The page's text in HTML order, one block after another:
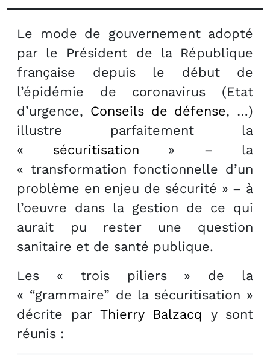
Le mode de gouvernement adopté
par le Président de la République
française depuis le début de
l’épidémie de coronavirus (Etat
d’urgence, Conseils de défense, …)
illustre parfaitement la
« sécuritisation » – la
« transformation fonctionnelle d’un
problème en enjeu de sécurité » – à
l’oeuvre dans la gestion de ce qui
aurait pu rester une question
sanitaire et de santé publique.
Les « trois piliers » de la
« “grammaire” de la sécuritisation »
décrite par Thierry Balzacq y sont
réunis :